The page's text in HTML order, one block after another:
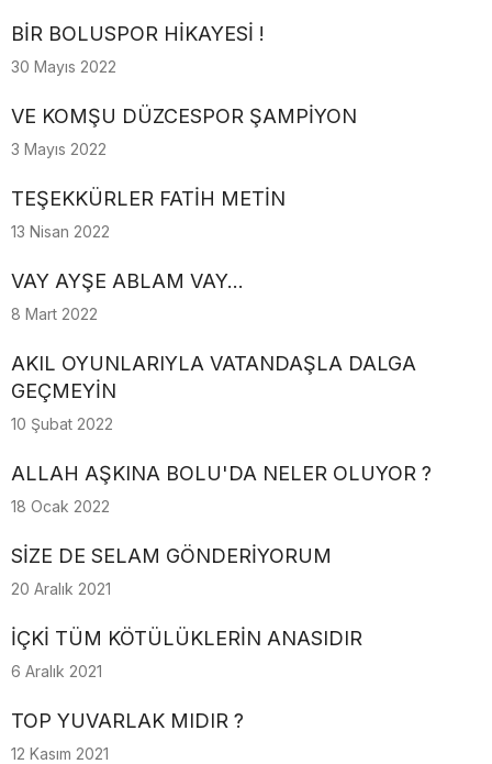
BİR BOLUSPOR HİKAYESİ !
30 Mayıs 2022
VE KOMŞU DÜZCESPOR ŞAMPİYON
3 Mayıs 2022
TEŞEKKÜRLER FATİH METİN
13 Nisan 2022
VAY AYŞE ABLAM VAY...
8 Mart 2022
AKIL OYUNLARIYLA VATANDAŞLA DALGA
GEÇMEYİN
10 Şubat 2022
ALLAH AŞKINA BOLU'DA NELER OLUYOR ?
18 Ocak 2022
SİZE DE SELAM GÖNDERİYORUM
20 Aralık 2021
İÇKİ TÜM KÖTÜLÜKLERİN ANASIDIR
6 Aralık 2021
TOP YUVARLAK MIDIR ?
12 Kasım 2021